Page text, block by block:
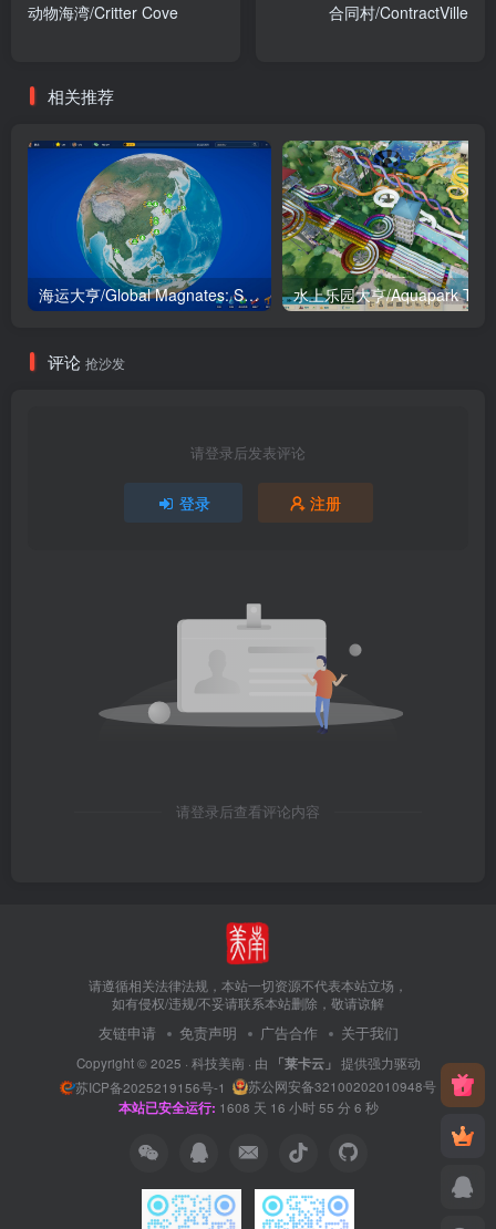
动物海湾/Critter Cove
合同村/ContractVille
相关推荐
海运大亨/Global Magnates: Shipping Tycoon 水上乐园大亨/Aquapark
评论 抢沙发
请登录后发表评论
登录 注册
请登录后查看评论内容
请遵循相关法律法规，本站一切资源不代表本站立场，
如有侵权/违规/不妥请联系本站删除，敬请谅解
友链申请 免责声明 广告合作 关于我们
Copyright © 2025 · 科技美南 · 由 「莱卡云」 提供强力驱动
苏ICP备2025219156号-1
苏公网安备32100202010948号
本站已安全运行: 1608 天 16 小时55 分 7 秒